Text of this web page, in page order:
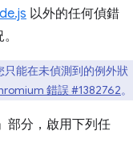
以外的任何偵錯
只能在未偵測到的例外狀
錯誤 #1382762。
部分，啟用下列任